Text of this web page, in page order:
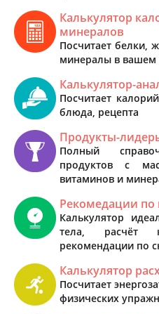
Калькулятор
минералов
Посчитает белки,
минералы в
Калькулятор-
Посчитает
блюда, рецепта
Продукты-
Полный
продуктов с
витаминов и
Рекомедации по
Калькулятор
тела, расчёт
рекомендации по
Калькулятор
Посчитает
физических